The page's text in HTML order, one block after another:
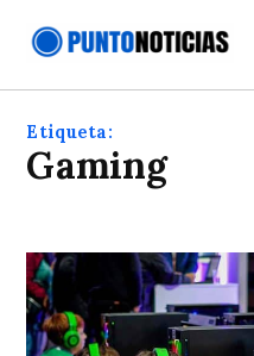
Etiqueta:
Gaming